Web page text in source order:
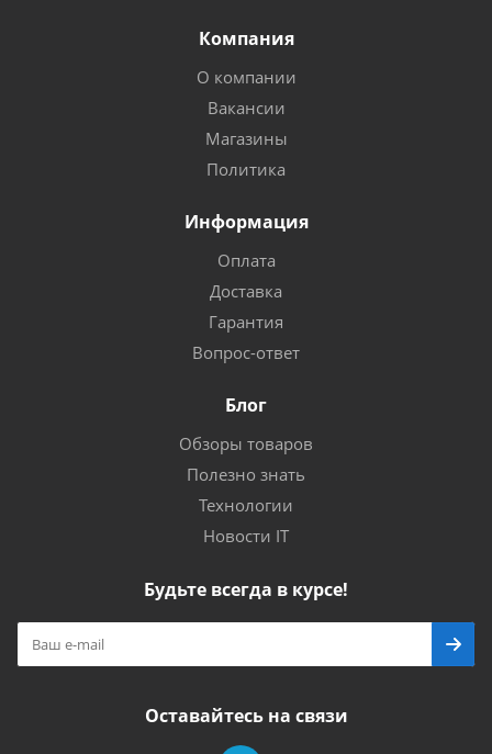
Компания
О компании
Вакансии
Магазины
Политика
Информация
Оплата
Доставка
Гарантия
Вопрос-ответ
Блог
Обзоры товаров
Полезно знать
Технологии
Новости IT
Будьте всегда в курсе!
Оставайтесь на связи